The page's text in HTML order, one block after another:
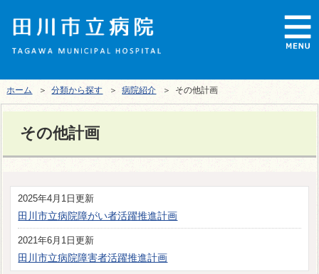
ホーム ＞分類から探す ＞病院紹介 ＞ その他計画
その他計画
2025年4月1日更新
田川市立病院障がい者活躍推進計画
2021年6月1日更新
田川市立病院障害者活躍推進計画